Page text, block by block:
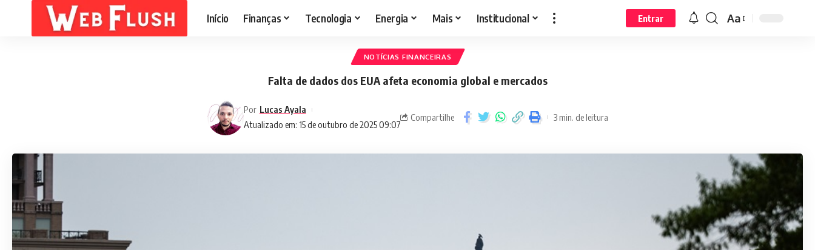
Início Finanças Tecnologia Energia Mais Institucional Entrar Aa
NOTÍCIAS FINANCEIRAS
Falta de dados dos EUA afeta economia global e mercados
Atualizado em: 15 de outubro de 2025 09:07
Por Lucas Ayala
Compartilhe 3 min. de leitura